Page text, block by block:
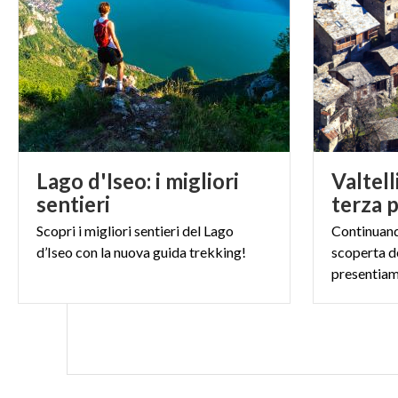
mountain
della Valle
lungo il Serio
trekking
passando per
Orobie.
Pura
A Fiumenero,
forra adatta
l’emozione di
questo
preferisce il
ottimi punti di
Lago d'Iseo: i migliori
sentieri
Scopri imigliorisentieridel Lago
d’Iseocon lanuovaguidatrekking!
terza
scoperta